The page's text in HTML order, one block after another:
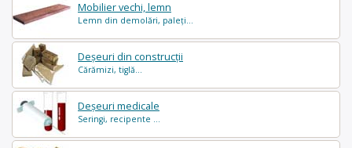
Mobilier vechi, lemn
Lemn din demolări, paleți...
Deșeuri din construcții
Cărămizi, tiglă...
Deșeuri medicale
Seringi, recipente ...